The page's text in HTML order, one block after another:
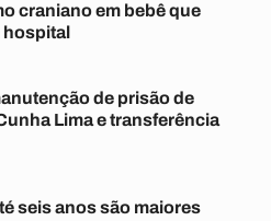
craniano em bebê que
hospital
de prisão de
Lima e transferência
seis anos são maiores